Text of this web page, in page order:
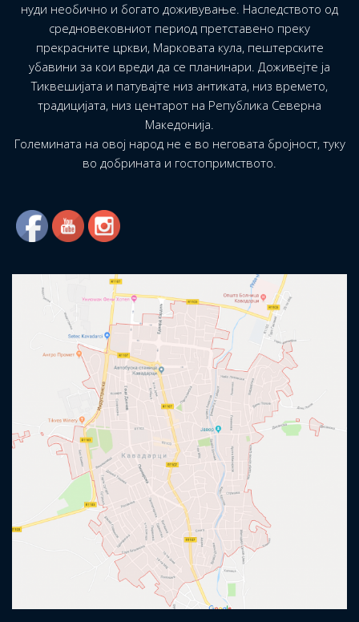
нуди необично и богато доживување. Наследството од
средновековниот период претставено преку
прекрасните цркви, Марковата кула, пештерските
убавини за кои вреди да се планинари. Доживејте ја
Тиквешијата и патувајте низ антиката, низ времето,
традицијата, низ центарот на Република Северна
Македонија.
Големината на овој народ не е во неговата бројност, туку
во добрината и гостопримството.